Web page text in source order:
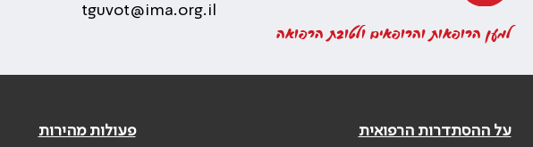
למען הרופאות והרופאים ולטובת הרפואה
tguvot@ima.org.il
על ההסתדרות הרפואית
פעולות מהירות